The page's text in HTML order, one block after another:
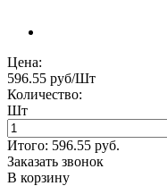
Цена:
596.55 руб/Шт
Количество:
Шт
Итого: 596.55 руб.
Заказать звонок
В корзину